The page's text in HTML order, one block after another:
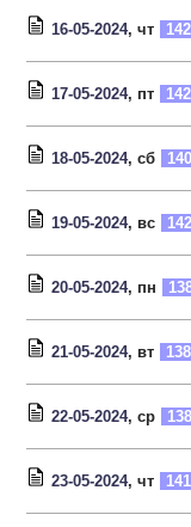
16-05-2024, чт 142
17-05-2024, пт 142
18-05-2024, сб 140
19-05-2024, вс 142
20-05-2024, пн
21-05-2024, вт 138
22-05-2024, ср 138
23-05-2024, чт 141